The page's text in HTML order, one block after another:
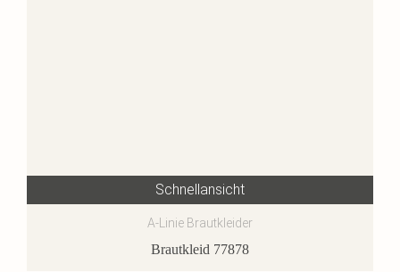
Schnellansicht
A-Linie Brautkleider
Brautkleid 77878